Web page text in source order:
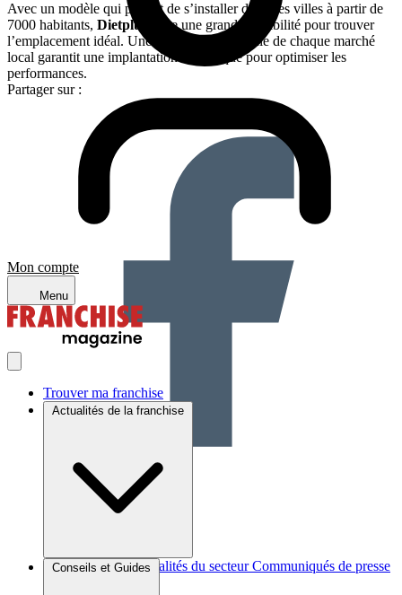
Mon compte
Menu
Trouver ma franchise
Actualités de la franchise
Brèves et actus Actualités du secteur Communiqués de presse
Conseils et Guides
Avec un modèle qui permet de s’installer dans des villes à partir de
7000 habitants, Dietplus
offre une grande flexibilité pour trouver
l’emplacement idéal. Une analyse approfondie de chaque marché
local garantit une implantation stratégique pour optimiser les
performances.
Partager sur :